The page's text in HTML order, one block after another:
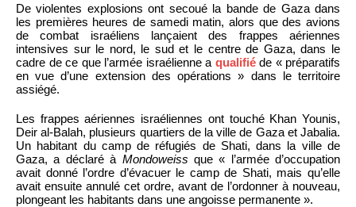
De violentes explosions ont secoué la bande de Gaza dans
les premières heures de samedi matin, alors que des avions
de combat israéliens lançaient des frappes aériennes
intensives sur le nord, le sud et le centre de Gaza, dans le
cadre de ce que l’armée israélienne a qualifiéde « préparatifs
en vue d’une extension des opérations » dans le territoire
assiégé.
Les frappes aériennes israéliennes ont touché Khan Younis,
Deir al-Balah, plusieurs quartiers de la ville de Gaza et Jabalia.
Un habitant du camp de réfugiés de Shati, dans la ville de
Gaza, a déclaré à Mondoweiss que « l’armée d’occupation
avait donné l’ordre d’évacuer le camp de Shati, mais qu’elle
avait ensuite annulé cet ordre, avant de l’ordonner à nouveau,
plongeant les habitants dans une angoisse permanente ».